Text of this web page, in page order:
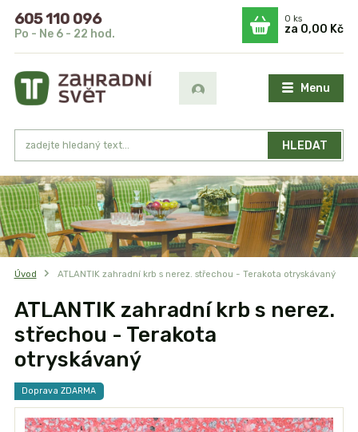
Menu
HLEDAT
605 110 096
Po - Ne 6 - 22 hod.
0ks
za 0,00 Kč
Úvod ATLANTIK zahradní krb s nerez. střechou - Terakota otryskávaný
ATLANTIK zahradní krb s nerez.
střechou - Terakota
otryskávaný
Doprava ZDARMA